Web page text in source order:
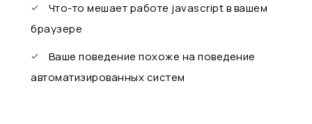
Что-то мешает работе javascript в вашем
браузере
Ваше поведение похоже на поведение
автоматизированных систем